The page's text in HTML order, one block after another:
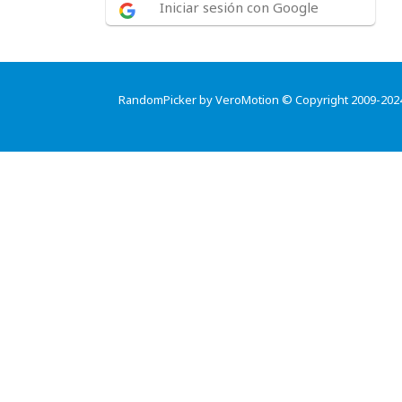
Iniciar sesión con Google
RandomPicker by VeroMotion © Copyright 2009-